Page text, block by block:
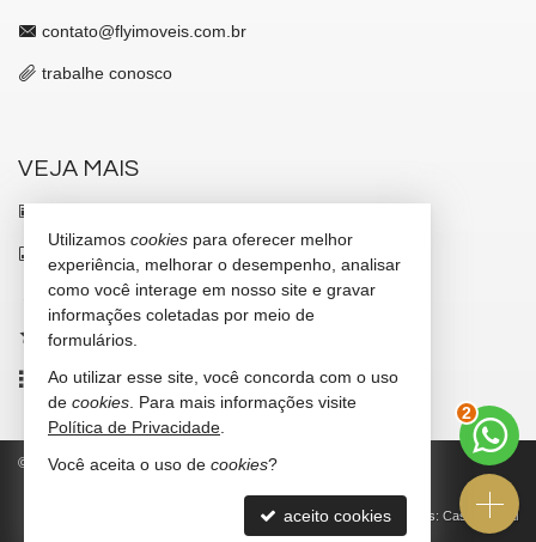
contato@flyimoveis.com.br
trabalhe conosco
VEJA MAIS
indicadores financeiros
cadastre seu imóvel
imóveis favoritos
mapa de imóveis
© 2026 CRECI/SC 7347-J Política de Privacidade
Site para imobiliárias: Castel Digital
3
Utilizamos cookies para oferecer melhor
experiência, melhorar o desempenho, analisar
como você interage em nosso site e gravar
informações coletadas por meio de
formulários.
Ao utilizar esse site, você concorda com o uso
de cookies . Para mais informações visite
Política de Privacidade
Você aceita o uso de cookies?
aceito cookies